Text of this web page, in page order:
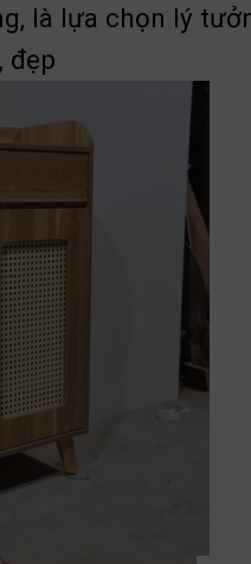
là lựa chọn lý
đẹp